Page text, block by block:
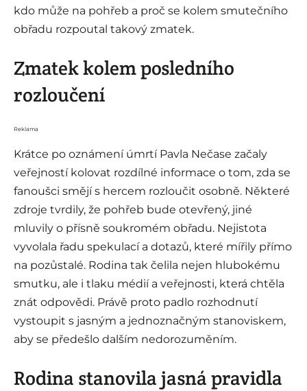
kdo může na pohřeb a proč se kolem smutečního
obřadu rozpoutal takový zmatek.
Zmatek kolem posledního
rozloučení
Reklama
Krátce po oznámení úmrtí Pavla Nečase začaly
veřejností kolovat rozdílné informace o tom, zda se
fanoušci smějí s hercem rozloučit osobně. Některé
zdroje tvrdily, že pohřeb bude otevřený, jiné
mluvily o přísně soukromém obřadu. Nejistota
vyvolala řadu spekulací a dotazů, které mířily přímo
na pozůstalé. Rodina tak čelila nejen hlubokému
smutku, ale i tlaku médií a veřejnosti, která chtěla
znát odpovědi. Právě proto padlo rozhodnutí
vystoupit s jasným a jednoznačným stanoviskem,
aby se předešlo dalším nedorozuměním.
Rodina stanovila jasná pravidla